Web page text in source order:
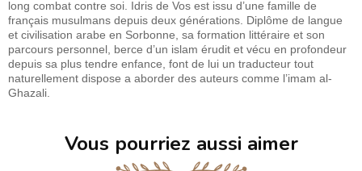
long combat contre soi. Idris de Vos est issu d’une famille de
français musulmans depuis deux générations. Diplôme de langue
et civilisation arabe en Sorbonne, sa formation littéraire et son
parcours personnel, berce d’un islam érudit et vécu en profondeur
depuis sa plus tendre enfance, font de lui un traducteur tout
naturellement dispose a aborder des auteurs comme l’imam al-
Ghazali.
Vous pourriez aussi aimer